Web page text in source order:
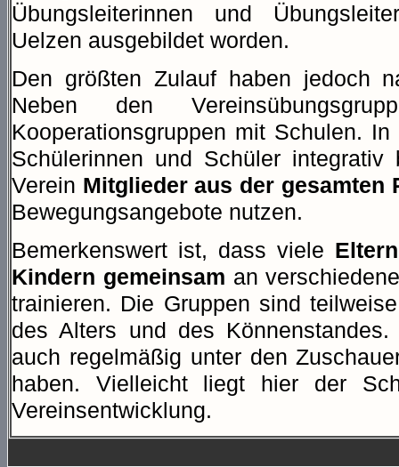
Übungsleiterinnen und
Uelzen ausgebildet worden.
Den größten Zulauf haben jedoch
Neben den
Kooperationsgruppen mit Schulen.
Schülerinnen und Schüler
Verein Mitglieder aus der gesamten
Bewegungsangebote nutzen.
Bemerkenswert ist, dass viele
Kindern gemeinsam an
trainieren. Die Gruppen sind
des Alters und des
auch regelmäßig unter den
haben. Vielleicht liegt hier der
Vereinsentwicklung.